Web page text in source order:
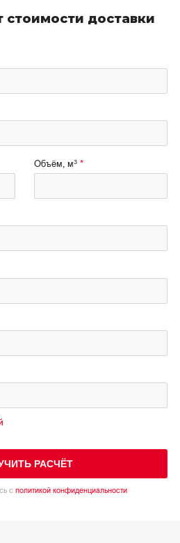
стоимости доставки
Объём, м3
РАСЧЁТ
с политикой конфиденциальности